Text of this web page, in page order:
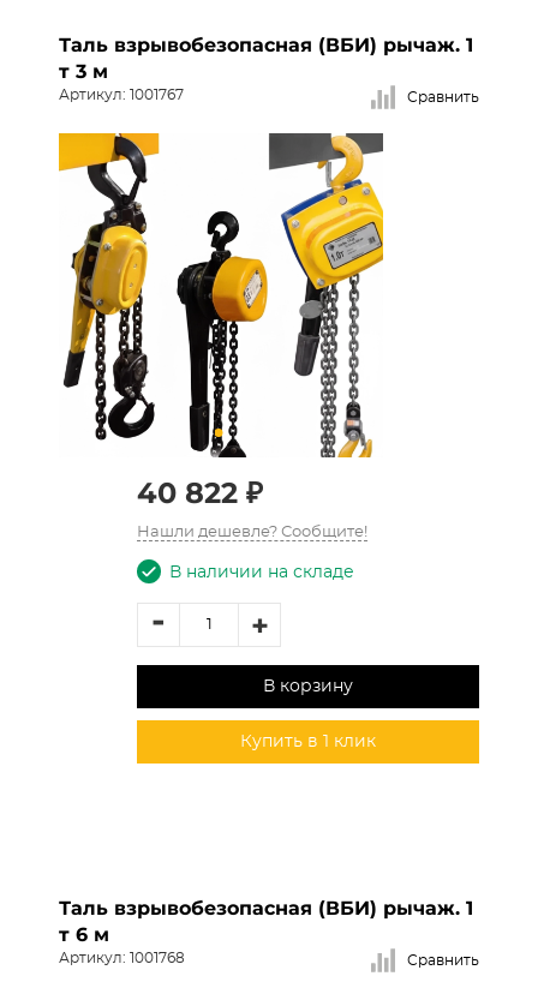
Таль взрывобезопасная (ВБИ) рычаж. 1
т 3 м
Артикул: 1001767 Сравнить
40 822 ₽
Нашли дешевле? Сообщите!
В наличии на складе
- +
В корзину
Купить в 1 клик
Таль взрывобезопасная (ВБИ) рычаж. 1
т 6 м
Артикул: 1001768 Сравнить